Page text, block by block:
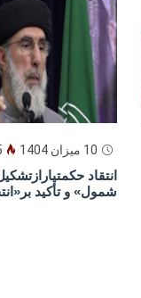
10 میزان 1404
انتقاد
شمول» و تأکید